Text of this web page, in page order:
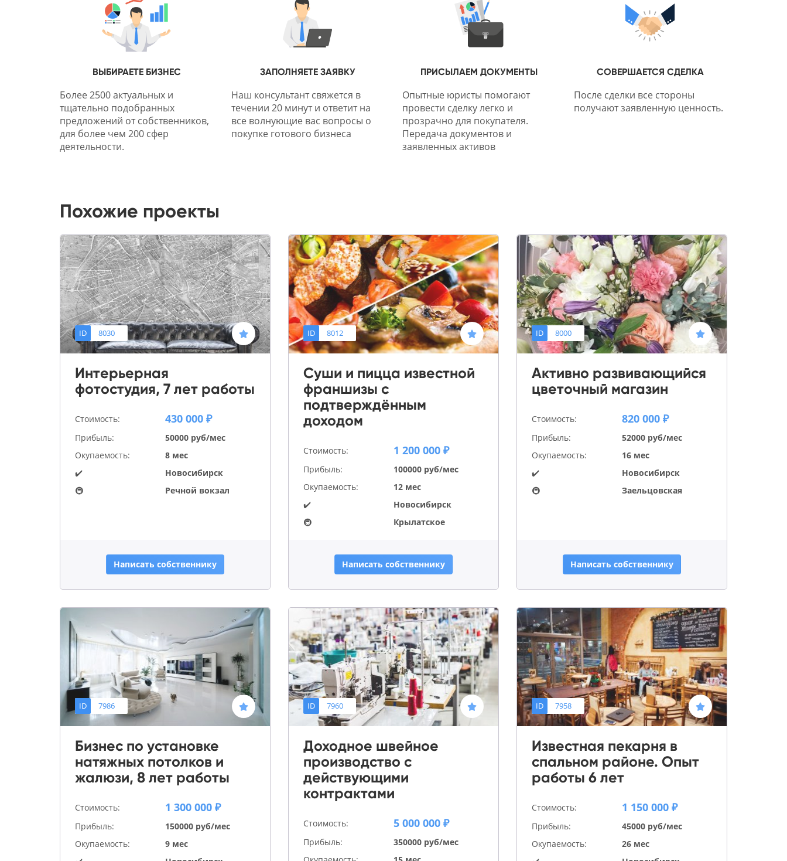
ВЫБИРАЕТЕ БИЗНЕС
Более 2500 актуальных и
тщательно подобранных
предложений от собственников,
для более чем 200 сфер
деятельности.
ЗАПОЛНЯЕТЕ ЗАЯВКУ
Наш консультант свяжется в
течении 20 минут и ответит на
все волнующие вас вопросы о
покупке готового бизнеса
ПРИСЫЛАЕМ ДОКУМЕНТЫ
Опытные юристы помогают
провести сделку легко и
прозрачно для покупателя.
Передача документов и
заявленных активов
СОВЕРШАЕТСЯ СДЕЛКА
После сделки все стороны
получают заявленную ценность.
Похожие проекты
ID 8030
Интерьерная
фотостудия, 7 лет работы
Стоимость: 430 000 ₽
Прибыль:
50000 руб/мес
Окупаемость:
8 мес
✔️
Новосибирск
🚇
Речной вокзал
Написать собственнику
ID 8012
Суши и пицца известной
франшизы с
подтверждённым
доходом
Стоимость: 1 200 000 ₽
Прибыль:
100000 руб/мес
Окупаемость:
12 мес
✔️
Новосибирск
🚇
Крылатское
Написать собственнику
ID 8000
Активно развивающийся
цветочный магазин
Стоимость: 820 000 ₽
Прибыль:
52000 руб/мес
Окупаемость:
16 мес
✔️
Новосибирск
🚇
Заельцовская
Написать собственнику
ID 7986
Бизнес по установке
натяжных потолков и
жалюзи, 8 лет работы
Стоимость: 1 300 000 ₽
Прибыль:
150000 руб/мес
Окупаемость:
9 мес
ID 7960
Доходное швейное
производство с
действующими
контрактами
Стоимость: 5 000 000 ₽
Прибыль:
350000 руб/мес
ID 7958
Известная пекарня в
спальном районе. Опыт
работы 6 лет
Стоимость: 1 150 000 ₽
Прибыль:
45000 руб/мес
Окупаемость:
26 мес